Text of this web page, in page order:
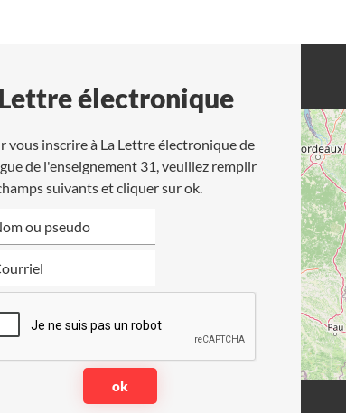
électronique
vous inscrire à La Lettre électronique de
de l'enseignement 31, veuillez remplir
suivants et cliquer sur ok.